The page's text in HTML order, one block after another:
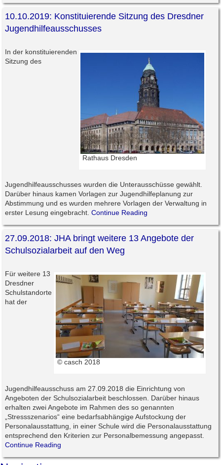
10.10.2019: Konstituierende Sitzung des Dresdner
Jugendhilfeausschusses
Rathaus Dresden
In der konstituierenden
Sitzung des
Jugendhilfeausschusses wurden die Unterausschüsse gewählt.
Darüber hinaus kamen Vorlagen zur Jugendhilfeplanung zur
Abstimmung und es wurden mehrere Vorlagen der Verwaltung in
erster Lesung eingebracht. Continue Reading
27.09.2018: JHA bringt weitere 13 Angebote der
Schulsozialarbeit auf den Weg
© casch 2018
Für weitere 13
Dresdner
Schulstandorte
hat der
Jugendhilfeausschuss am 27.09.2018 die Einrichtung von
Angeboten der Schulsozialarbeit beschlossen. Darüber hinaus
erhalten zwei Angebote im Rahmen des so genannten
„Stressszenarios“ eine bedarfsabhängige Aufstockung der
Personalausstattung, in einer Schule wird die Personalausstattung
entsprechend den Kriterien zur Personalbemessung angepasst.
Continue Reading